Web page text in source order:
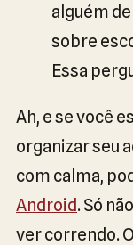
alguém
sobre
Essa
Ah, e se você
organizar seu
com calma,
Android. Só
ver correndo.